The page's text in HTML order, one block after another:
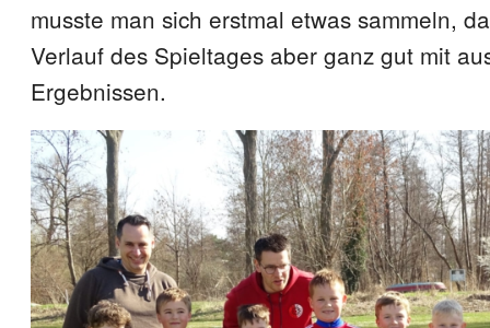
musste man sich erstmal etwas sammeln,
Verlauf des Spieltages aber ganz gut mit
Ergebnissen.